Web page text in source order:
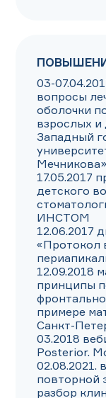
03-
вопросы
оболочки
взрослых
Западный
Мечникова»
17.05.2017
детского
ИНСТОМ
12.06.2017
«Протокол
12.09.2018
принципы
примере
Санкт-
03.2018
Posterior.
02.08.2021.
повторной
разбор